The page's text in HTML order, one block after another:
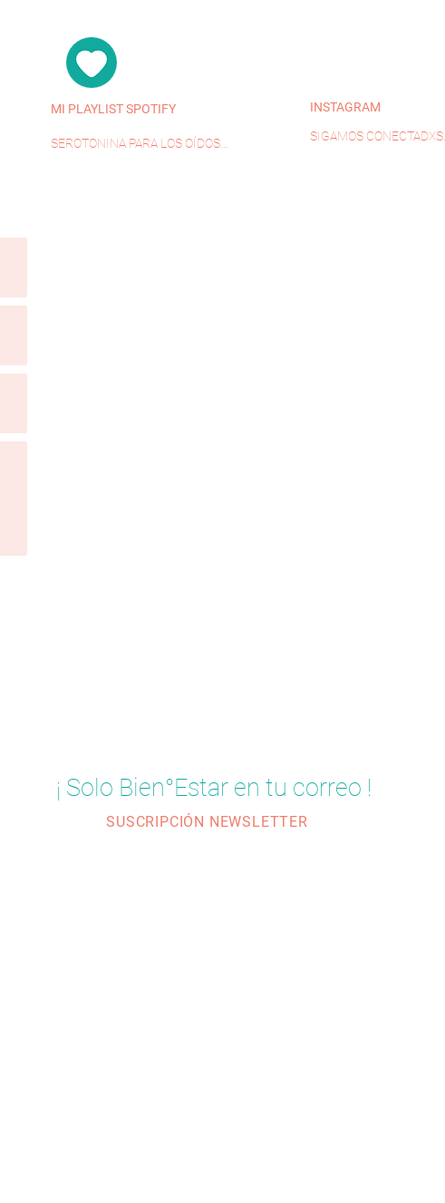
MI PLAYLIST SPOTIFY
SEROTONINA PARA LOS OÍDOS...
INSTAGRAM
SIGAMOS CONECTADXS...
¡ Solo Bien°Estar en tu correo !
SUSCRIPCIÓN NEWSLETTER